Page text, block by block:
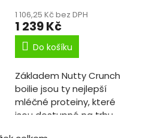
1 106,25 Kč bez DPH
1 239 Kč
Do košíku
Základem Nutty Crunch
boilie jsou ty nejlepší
mléčné proteiny, které
jsou dostupné na trhu,